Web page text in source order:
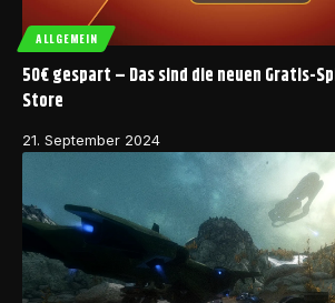
ALLGEMEIN
50€ gespart – Das sind die neuen Gratis-
Store
21. September 2024